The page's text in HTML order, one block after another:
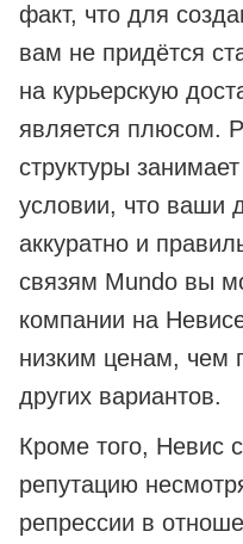
факт, что для
вам не придётся
на курьерскую
является плюсом.
структуры
условии, что ваши
аккуратно и
связям Mundo вы
компании на
низким ценам, чем
других вариантов.
Кроме того, Невис
репутацию
репрессии в